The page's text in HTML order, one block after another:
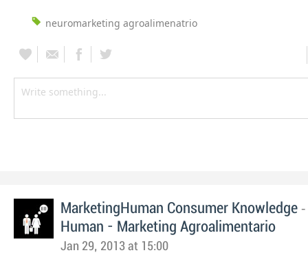
neuromarketing agroalimenatrio
MarketingHuman Consumer Knowledge -
Human - Marketing Agroalimentario
Jan 29, 2013 at 15:00